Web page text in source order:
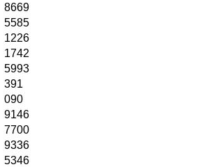
8669
5585
1226
1742
5993
391
090
9146
7700
9336
5346